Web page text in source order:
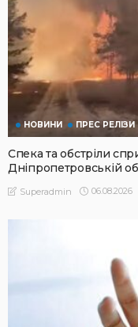
НОВИНИ ПРЕС РЕЛІЗИ
Спека та обстріли
Дніпропетровській
Superadmin 06.08.2026